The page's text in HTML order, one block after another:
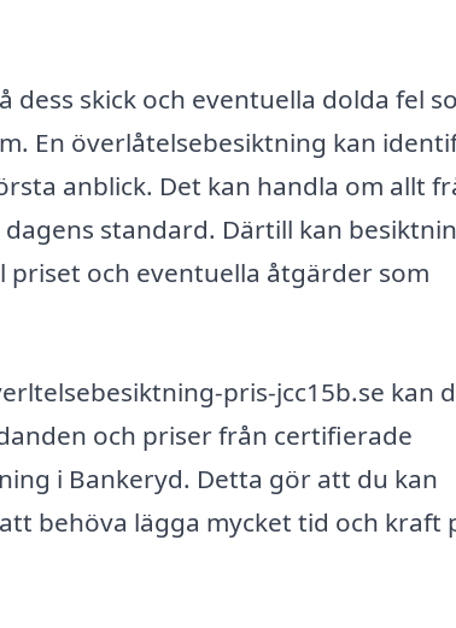
skick och eventuella dolda fel
En överlåtelsebesiktning kan
anblick. Det kan handla om allt
standard. Därtill kan
och eventuella åtgärder som
pris-jcc15b.se kan
och priser från certifierade
i Bankeryd. Detta gör att du kan
behöva lägga mycket tid och kraft